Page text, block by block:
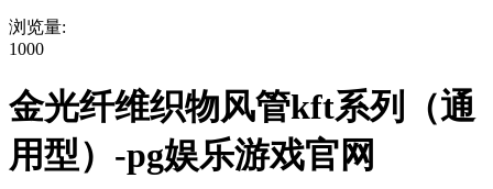
浏览量:
1000
金光纤维织物风管kft系列（通
用型）-pg娱乐游戏官网